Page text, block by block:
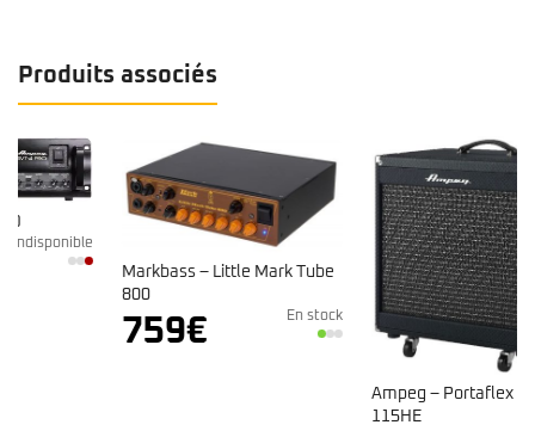
Produits associés
Markbass – Little Mark Tube
En stock
Ampeg – Portaflex PF-